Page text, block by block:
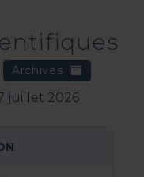
Archives
juillet 2026